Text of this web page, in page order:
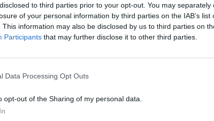
to third parties prior to your opt-out. You may separately
of your personal information by third parties on the IAB’s list
This information may also be disclosed by us to third parties on
Participants that may further disclose it to other third parties.
Data Processing Opt Outs
opt-out of the Sharing of my personal data.